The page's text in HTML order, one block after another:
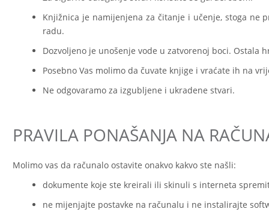
Knjižnica je namijenjena za čitanje i učenje, stoga ne
radu.
Dozvoljeno je unošenje vode u zatvorenoj boci. Ostala
Posebno Vas molimo da čuvate knjige i vraćate ih na
Ne odgovaramo za izgubljene i ukradene stvari.
PRAVILA PONAŠANJA NA
Molimo vas da računalo ostavite onakvo kakvo ste našli:
dokumente koje ste kreirali ili skinuli s interneta
ne mijenjajte postavke na računalu i ne instalirajte